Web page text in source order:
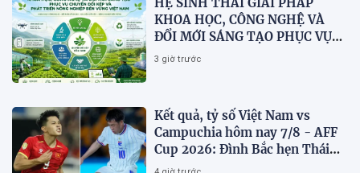
KHOA HỌC, CÔNG NGHỆ VÀ
ĐỔI MỚI SÁNG TẠO PHỤC VỤ
CHUYỂN ĐỔI KÉP VÀ PHÁT
3 giờ trước
Kết quả, tỷ số Việt Nam vs
Campuchia hôm nay 7/8 - AFF
Cup 2026: Đình Bắc hẹn Thái
Lan ở chung kết?